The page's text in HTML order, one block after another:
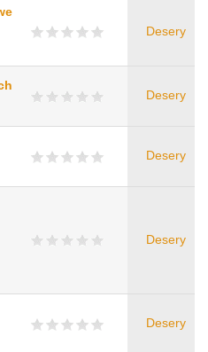
Desery
Desery
Desery
Desery
Desery